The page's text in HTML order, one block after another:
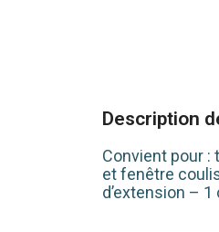
Description
Convient pour
et fenêtre
d’extension –